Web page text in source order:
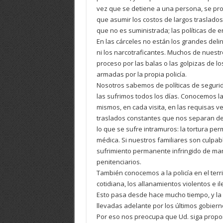
vez que se detiene a una persona, se
que asumir los costos de largos
que no es suministrada; las políticas de
En las cárceles no están los grandes
ni los narcotraficantes. Muchos de
proceso por las balas o las golpizas de
armadas por la propia policía.
Nosotros sabemos de políticas de
las sufrimos todos los días. Conocemos
mismos, en cada visita, en las requisas
traslados constantes que nos separan
lo que se sufre intramuros: la tortura
médica. Si nuestros familiares son
sufrimiento permanente infringido de
penitenciarios.
También conocemos a la policía en el
cotidiana, los allanamientos violentos e
Esto pasa desde hace mucho tiempo, y
llevadas adelante por los últimos
Por eso nos preocupa que Ud. siga